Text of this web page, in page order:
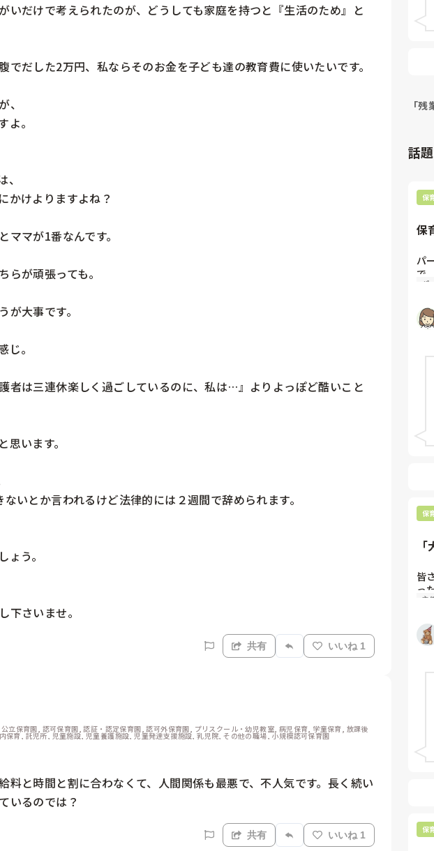
いだけで考えられたのが、どうしても家庭を持つと『生活のため』と
でだした2万円、私ならそのお金を子ども達の教育費に使いたいです。
、
よ。
かけよりますよね？
マが1番なんです。
らが頑張っても。
が大事です。
じ。
者は三連休楽しく過ごしているのに、私は…』よりよっぽど酷いこと
います。
いとか言われるけど法律的には２週間で辞められます。
う。
共有 いいね 1
立保育園, 認可保育園, 認証・認定保育園, 認可外保育園, プリスクール・幼児教室, 病児保育, 学童保育, 放課後
保育, 託児所, 児童施設, 児童養護施設, 児童発達支援施設, 乳児院, その他の職場, 小規模認可保育園
料と時間と割に合わなくて、人間関係も最悪で、不人気です。長く続い
いるのでは？
共有 いいね 1
「
話
保
保
パ
で
に
私
ま
園
パ
保
皆
っ
え
「
い
主
保